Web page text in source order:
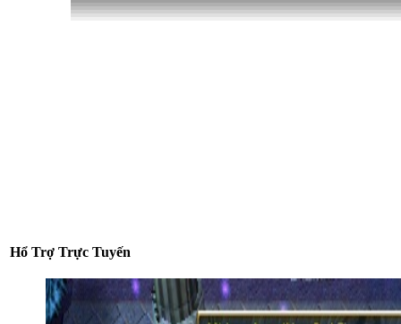
Hổ Trợ Trực Tuyến